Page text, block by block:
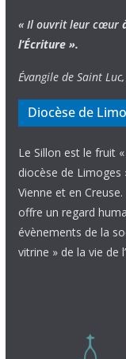
« Il ouvrit leur cœur
l’Écriture ».
Évangile de Saint
Diocèse de
Le Sillon est le fruit
diocèse de Limoges
Vienne et en
offre un regard
évènements de la
vitrine » de la vie de